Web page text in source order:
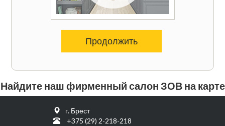
Продолжить
Найдите наш фирменный салон ЗОВ на карте
г. Брест
+375 (29) 2-218-218